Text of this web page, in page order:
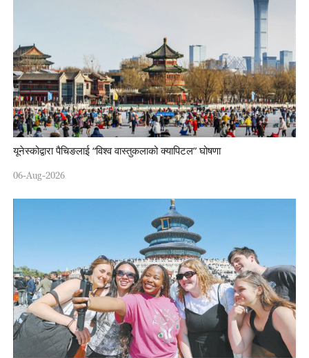
यूनेस्कोद्वारा पैचिङलाई “विश्व वास्तुकलाको क्यापिटल” घोषणा
06-Aug-2026